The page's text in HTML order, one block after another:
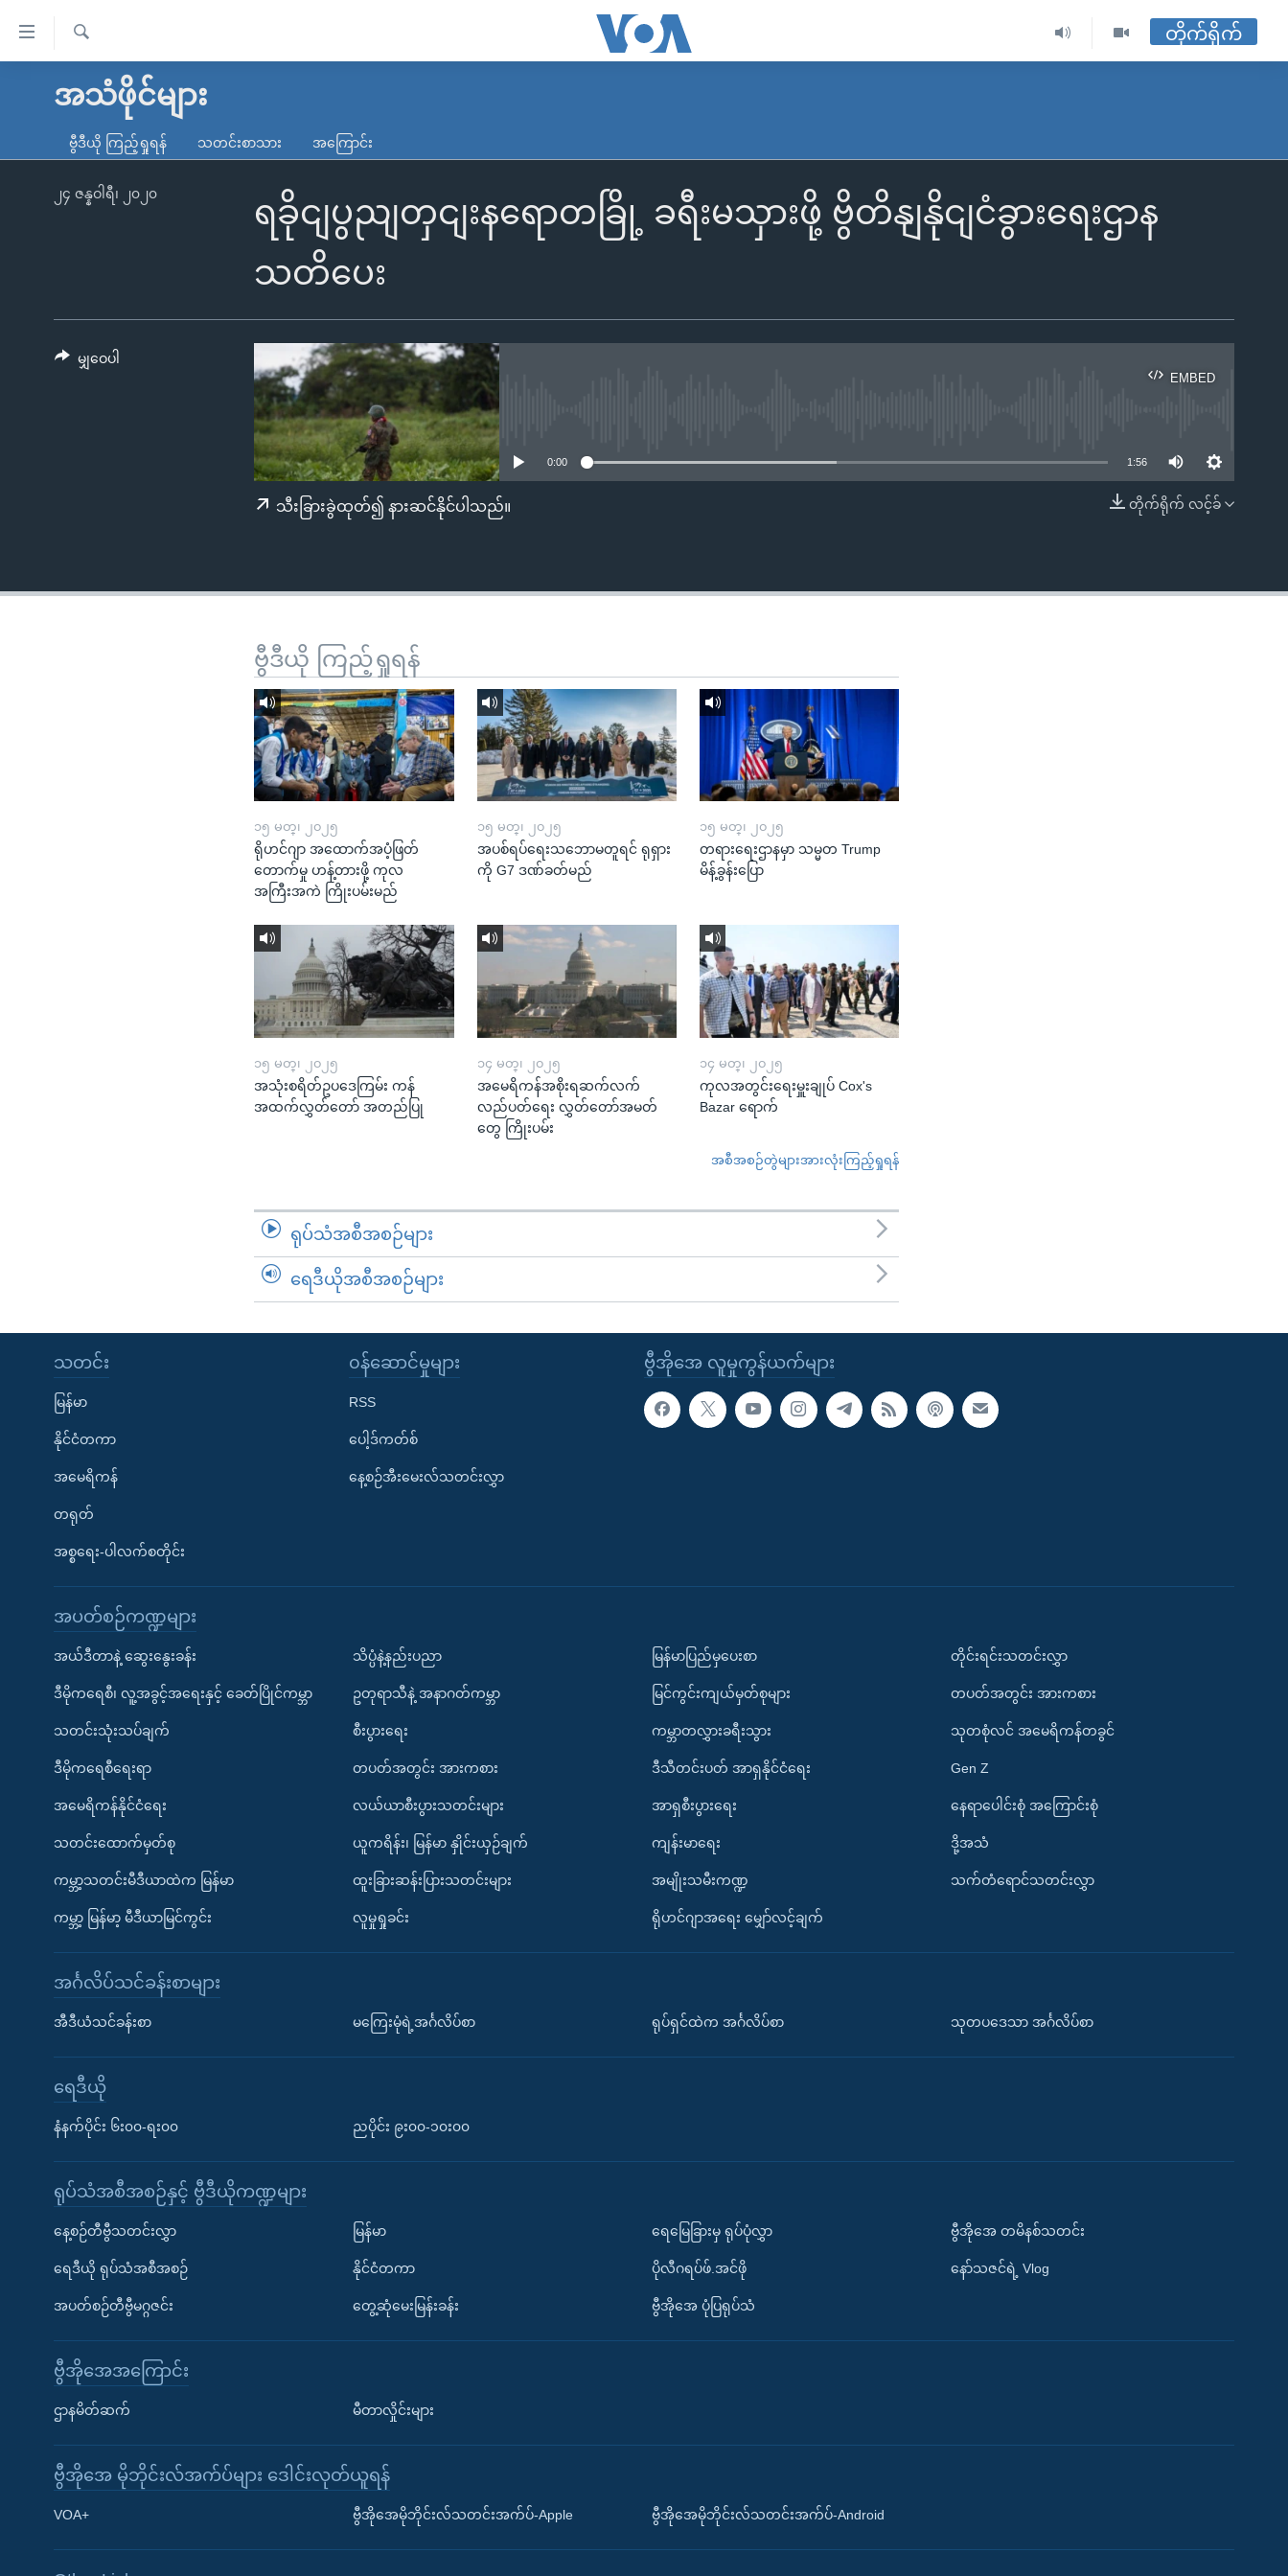
လွယ်ကူ
သည့်
ရန်
မူလစာမျက်နှာ
ကမ္ဘာ့သတင်းများ
နိုင်ငံတကာ
မကြေးမုံရဲ့ အင်္ဂလိပ်စာ
ရေဒီယို
ရေဒီယိုနှင့်ရုပ်သံ အချက်အလက်များ
Learning English
ရ
တိုက်ရိုက်
အသံဖိုင်များ
ဗွီဒီယို ကြည့်ရှုရန် သတင်းစာသား အကြောင်း
ရခိုငျပွညျတှငျးနရောတခြို့ ခရီးမသှားဖို့ ဗွိတိနျနိုငျငံခွားရေးဌာန
သတိပေး
၂၄ ဇန္နဝါရီ၊ ၂၀၂၀
EMBED
EMBED
0:00 1:56
တိုက်ရိုက် လင့်ခ်
သီးခြားခွဲထုတ်၍ နားဆင်နိုင်ပါသည်။
မျှဝေပါ
ဗွီဒီယို ကြည့်ရှုရန်
၁၅ မတ္၊ ၂၀၂၅
ရိုဟင်ဂျာ အထောက်အပံ့ဖြတ်
တောက်မှု ဟန့်တားဖို့ ကုလ
အကြီးအကဲ ကြိုးပမ်းမည်
၁၅ မတ္၊ ၂၀၂၅
အပစ်ရပ်ရေးသဘောမတူရင် ရုရှား
ကို G7 ဒဏ်ခတ်မည်
၁၅ မတ္၊ ၂၀၂၅
တရားရေးဌာနမှာ သမ္မတ Trump
မိန့်ခွန်းပြော
၁၅ မတ္၊ ၂၀၂၅
အသုံးစရိတ်ဥပဒေကြမ်း ကန်
အထက်လွှတ်တော် အတည်ပြု
၁၄ မတ္၊ ၂၀၂၅
အမေရိကန်အစိုးရဆက်လက်
လည်ပတ်ရေး လွှတ်တော်အမတ်
တွေ ကြိုးပမ်း
၁၄ မတ္၊ ၂၀၂၅
ကုလအတွင်းရေးမှူးချုပ် Cox's
Bazar ရောက်
အစီအစဉ်တွဲများအားလုံးကြည့်ရှုရန်
ရုပ်သံအစီအစဉ်များ
ရေဒီယိုအစီအစဉ်များ
ဗွီအိုအေ လူမှုကွန်ယက်များ
သတင်း
မြန်မာ
နိုင်ငံတကာ
အမေရိကန်
တရုတ်
အစ္စရေး-ပါလက်စတိုင်း
၀န်ဆောင်မှုများ
RSS
ပေါ့ဒ်ကတ်စ်
နေ့စဉ်အီးမေးလ်သတင်းလွှာ
အပတ်စဉ်ကဏ္ဍများ
အယ်ဒီတာနဲ့ ဆွေးနွေးခန်း
ဒီမိုကရေစီ၊ လူ့အခွင့်အရေးနှင့် ခေတ်ပြိုင်ကမ္ဘာ
သတင်းသုံးသပ်ချက်
ဒီမိုကရေစီရေးရာ
အမေရိကန်နိုင်ငံရေး
သတင်းထောက်မှတ်စု
ကမ္ဘာ့သတင်းမီဒီယာထဲက မြန်မာ
ကမ္ဘာ့ မြန်မာ့ မီဒီယာမြင်ကွင်း
သိပ္ပံနဲ့နည်းပညာ
ဥတုရာသီနဲ့ အနာဂတ်ကမ္ဘာ
စီးပွားရေး
တပတ်အတွင်း အားကစား
လယ်ယာစီးပွားသတင်းများ
ယူကရိန်း၊ မြန်မာ နှိုင်းယှဉ်ချက်
ထူးခြားဆန်းပြားသတင်းများ
လူမှုရှုခင်း
မြန်မာပြည်မှပေးစာ
မြင်ကွင်းကျယ်မှတ်စုများ
ကမ္ဘာတလွှားခရီးသွား
ဒီသီတင်းပတ် အာရှနိုင်ငံရေး
အာရှစီးပွားရေး
ကျန်းမာရေး
အမျိုးသမီးကဏ္ဍ
ရိုဟင်ဂျာအရေး မျှော်လင့်ချက်
တိုင်းရင်းသတင်းလွှာ
တပတ်အတွင်း အားကစား
သုတစုံလင် အမေရိကန်တခွင်
Gen Z
နေရာပေါင်းစုံ အကြောင်းစုံ
ဒို့အသံ
သက်တံရောင်သတင်းလွှာ
အင်္ဂလိပ်သင်ခန်းစာများ
အီဒီယံသင်ခန်းစာ မကြေးမုံရဲ့အင်္ဂလိပ်စာ ရုပ်ရှင်ထဲက အင်္ဂလိပ်စာ သုတပဒေသာ အင်္ဂလိပ်စာ
ရေဒီယို
နံနက်ပိုင်း ၆း၀၀-ရး၀၀ ညပိုင်း ၉း၀၀-၁၀း၀၀
ရုပ်သံအစီအစဉ်နှင့် ဗွီဒီယိုကဏ္ဍများ
နေ့စဉ်တီဗွီသတင်းလွှာ
ရေဒီယို ရုပ်သံအစီအစဉ်
အပတ်စဉ်တီဗွီမဂ္ဂဇင်း
မြန်မာ
နိုင်ငံတကာ
တွေ့ဆုံမေးမြန်းခန်း
ရေမြေခြားမှ ရုပ်ပုံလွှာ
ပိုလီဂရပ်ဖ်.အင်ဖို
ဗွီအိုအေ ပုံပြရုပ်သံ
ဗွီအိုအေ တမိနစ်သတင်း
နော်သဇင်ရဲ့ Vlog
ဗွီအိုအေအကြောင်း
ဌာနမိတ်ဆက် မီတာလှိုင်းများ
ဗွီအိုအေ မိုဘိုင်းလ်အက်ပ်များ ဒေါင်းလုတ်ယူရန်
VOA+ ဗွီအိုအေမိုဘိုင်းလ်သတင်းအက်ပ်-Apple ဗွီအိုအေမိုဘိုင်းလ်သတင်းအက်ပ်-Android